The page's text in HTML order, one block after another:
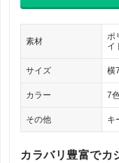
素材
ポ
イ
サイズ 横
カラー 7
その他 キ
カラバリ豊富でカ